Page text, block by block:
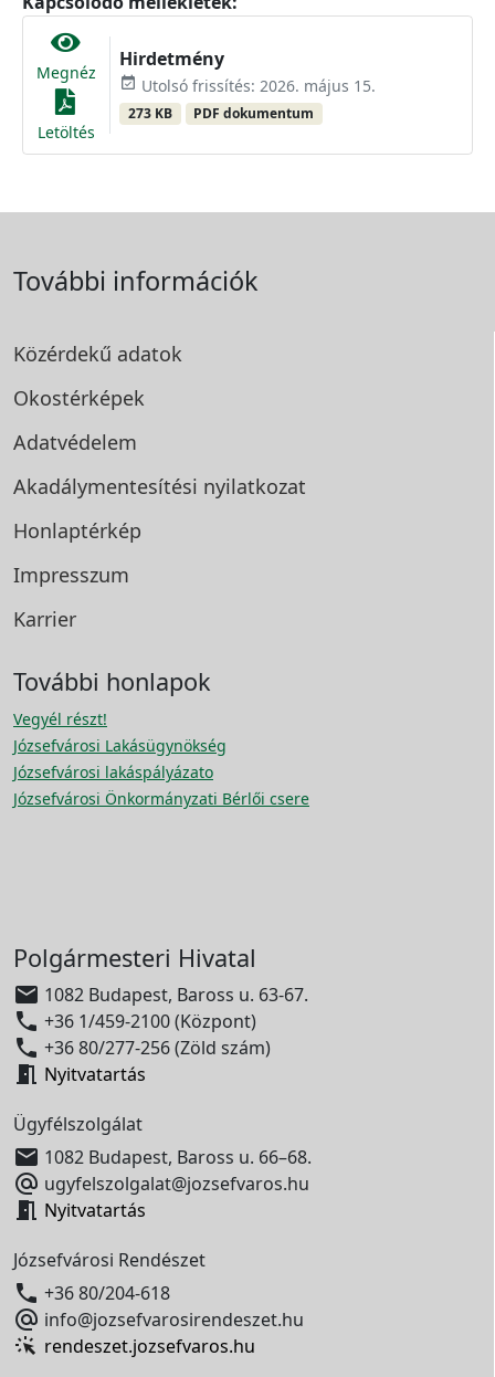
Megnéz
Letöltés
Hirdetmény
event_available Utolsó frissítés: 2026. május 15.
273 KB PDF dokumentum
További információk
Közérdekű adatok
Okostérképek
Adatvédelem
Akadálymentesítési nyilatkozat
Honlaptérkép
Impresszum
Karrier
További honlapok
Vegyél részt!
Józsefvárosi Lakásügynökség
Józsefvárosi lakáspályázato
Józsefvárosi Önkormányzati Bérlői csere
Polgármesteri Hivatal
 1082 Budapest, Baross u. 63-67.
 +36 1/459-2100 (Központ)
 +36 80/277-256 (Zöld szám)
 Nyitvatartás
Ügyfélszolgálat
 1082 Budapest, Baross u. 66–68.
 ugyfelszolgalat@jozsefvaros.hu
 Nyitvatartás
Józsefvárosi Rendészet
 +36 80/204-618
 info@jozsefvarosirendeszet.hu
rendeszet.jozsefvaros.hu